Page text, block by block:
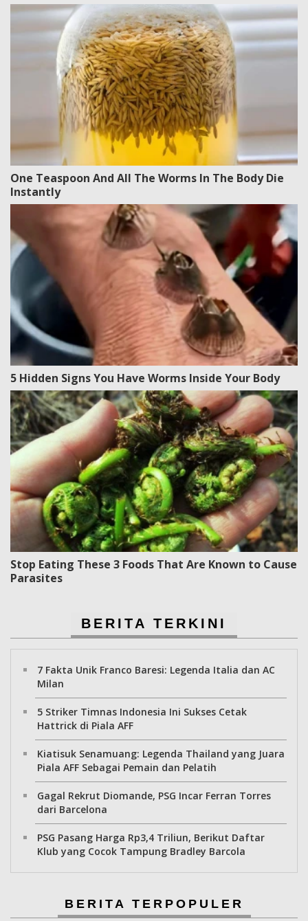
One Teaspoon And All The Worms In The Body Die
Instantly
5 Hidden Signs You Have Worms Inside Your Body
Stop Eating These 3 Foods That Are Known to Cause
Parasites
BERITA TERKINI
7 Fakta Unik Franco Baresi: Legenda Italia dan AC
Milan
5 Striker Timnas Indonesia Ini Sukses Cetak
Hattrick di Piala AFF
Kiatisuk Senamuang: Legenda Thailand yang Juara
Piala AFF Sebagai Pemain dan Pelatih
Gagal Rekrut Diomande, PSG Incar Ferran Torres
dari Barcelona
PSG Pasang Harga Rp3,4 Triliun, Berikut Daftar
Klub yang Cocok Tampung Bradley Barcola
BERITA TERPOPULER